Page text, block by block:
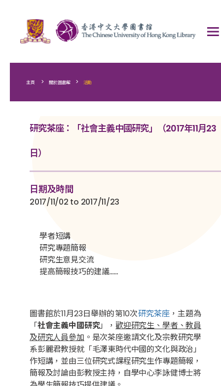
主頁 > 關於圖書館 > 活動
研究茶座：「社會主義中國研究」（2017年11月23
日）
日期及時間
2017/11/02 to 2017/11/23
學者短講
研究專題簡報
研究生意見交流
提高簡報技巧的建議……
圖書館於11月23日舉辦的第10次研究茶座，主題為
「社會主義中國研究」，歡迎研究生、學者、教員
及研究人員參加 。是次茶座邀請文化及宗教研究學
系彭麗君教授就「毛澤東時代中國的文化與政治」
作短講，並由三位研究式課程研究生作專題簡報，
簡報及討論由彭教授主持，自學中心李詠健博士將